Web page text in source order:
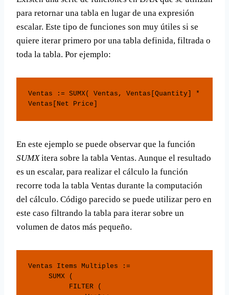
para retornar una tabla en lugar de una expresión
escalar. Este tipo de funciones son muy útiles si se
quiere iterar primero por una tabla definida, filtrada o
toda la tabla. Por ejemplo:
Ventas := SUMX( Ventas, Ventas[Quantity] *
Ventas[Net Price]
En este ejemplo se puede observar que la función
SUMXitera sobre la tabla Ventas. Aunque el resultado
es un escalar, para realizar el cálculo la función
recorre toda la tabla Ventas durante la computación
del cálculo. Código parecido se puede utilizar pero en
este caso filtrando la tabla para iterar sobre un
volumen de datos más pequeño.
Ventas Items Multiples :=